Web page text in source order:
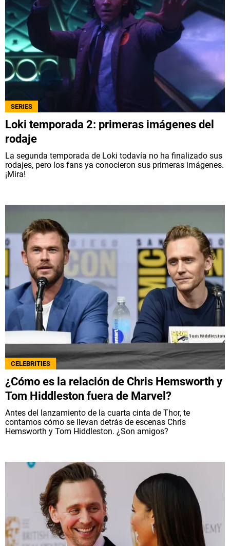
SERIES
Loki temporada 2: primeras imágenes del
rodaje
La segunda temporada de Loki todavía no ha finalizado sus
rodajes, pero los fans ya conocieron sus primeras imágenes.
¡Mira!
CELEBRITIES
¿Cómo es la relación de Chris Hemsworth y
Tom Hiddleston fuera de Marvel?
Antes del lanzamiento de la cuarta cinta de Thor, te
contamos cómo se llevan detrás de escenas Chris
Hemsworth y Tom Hiddleston. ¿Son amigos?